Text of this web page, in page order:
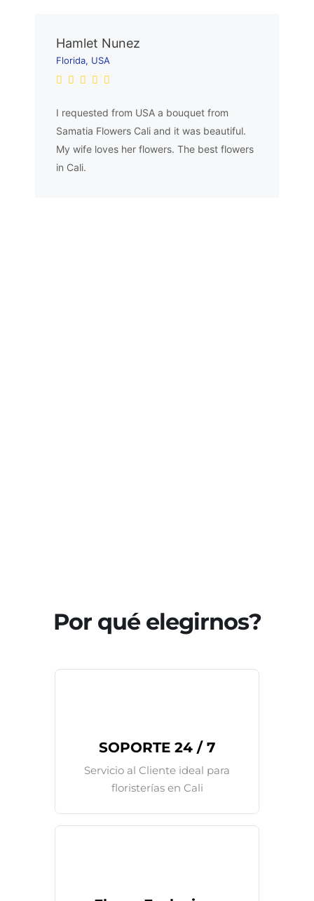
Hamlet Nunez
Florida, USA
I requested from USA a bouquet from
Samatia Flowers Cali and it was beautiful.
My wife loves her flowers. The best flowers
in Cali.
Por qué elegirnos?
SOPORTE 24 / 7
Servicio al Cliente ideal para
floristerías en Cali